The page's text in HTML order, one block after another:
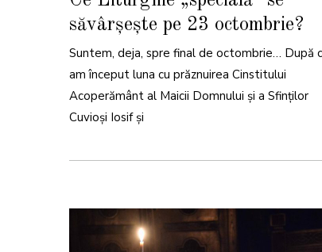
C
O
M
R
I
2
2
săvârșește pe 23 octombrie?
Suntem, deja, spre final de octombrie… După
am început luna cu prăznuirea Cinstitului
Acoperământ al Maicii Domnului și a Sfinților
Cuvioși Iosif și